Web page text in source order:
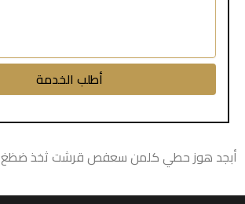
أبجد هوز حطي كلمن سعفص قرشت ثخذ ضظغ